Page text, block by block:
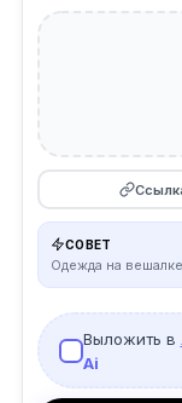
СОВЕТ
Одежда на
Выложить в
Ai